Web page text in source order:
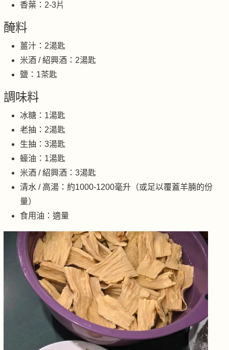
香葉：2-3片
醃料
薑汁：2湯匙
米酒 / 紹興酒：2湯匙
鹽：1茶匙
調味料
冰糖：1湯匙
老抽：2湯匙
生抽：3湯匙
蠔油：1湯匙
米酒 / 紹興酒：3湯匙
清水 / 高湯：約1000-1200毫升（或足以覆蓋羊腩的份
量）
食用油：適量